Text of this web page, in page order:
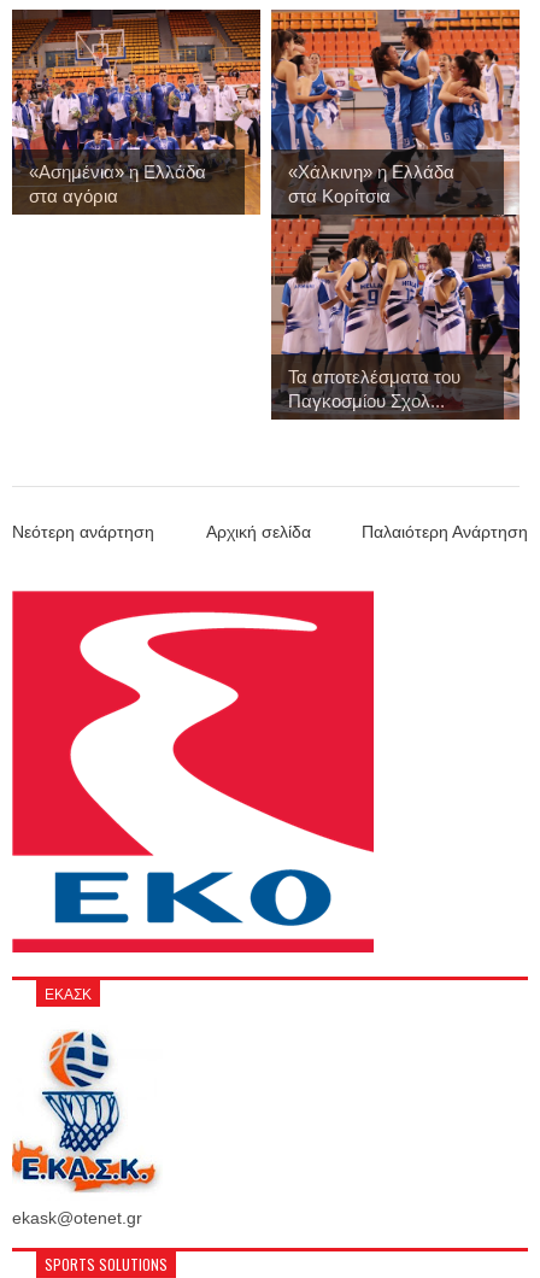
«Ασημένια» η Ελλάδα
στα αγόρια
«Χάλκινη» η Ελλάδα
στα Κορίτσια
Τα αποτελέσματα του
Παγκοσμίου Σχολ...
Νεότερη ανάρτηση Παλαιότερη Ανάρτηση
Αρχική σελίδα
ΕΚΑΣΚ
ekask@otenet.gr
SPORTS SOLUTIONS